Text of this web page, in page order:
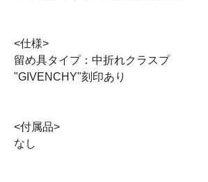
<仕様>
留め具タイプ：中折れクラスプ
"GIVENCHY"刻印あり
<付属品>
なし